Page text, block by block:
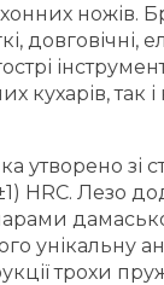
ножів.
довговічні,
кухарів, так
утворено зі
HRC. Лезо
унікальну
трохи